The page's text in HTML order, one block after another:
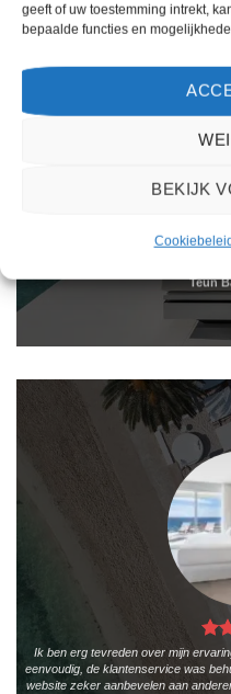
geeft of uw toestemming intrekt,
bepaalde functies en
BEKIJK
Het boeken van een reis via
informatie, zoals de
Teun
Ik ben erg tevreden over mijn
eenvoudig, de klantenservice was
website zeker aanbevelen aan